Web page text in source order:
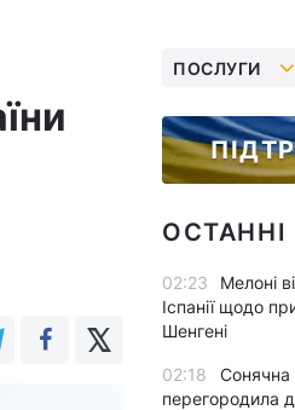
ПОСЛУГИ
02:23
Мелоні
Іспанії щодо
Шенгені
02:18
Сонячна
перегородила